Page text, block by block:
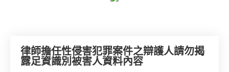
律師擔任性侵害犯罪案件之辯護人請勿揭
露足資識別被害人資料內容